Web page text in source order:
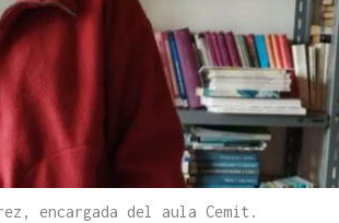
encargada del aula Cemit.